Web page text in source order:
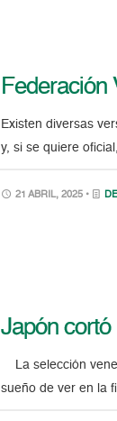
Federación
Existen diversas
y, si se quiere
21 ABRIL, 2025 •
Japón cortó
La selección
sueño de ver en la